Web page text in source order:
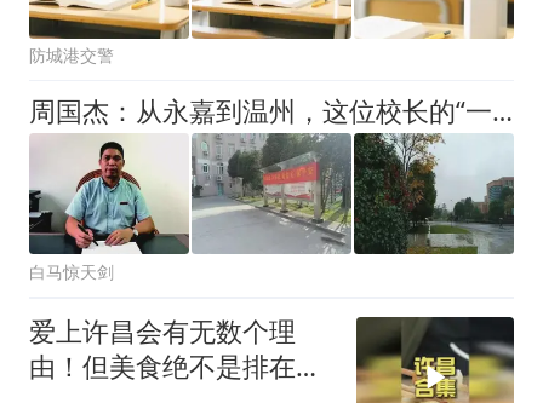
防城港交警
周国杰：从永嘉到温州，这位校长的“一棵树”里藏着教育的定力
白马惊天剑
爱上许昌会有无数个理
由！但美食绝不是排在第